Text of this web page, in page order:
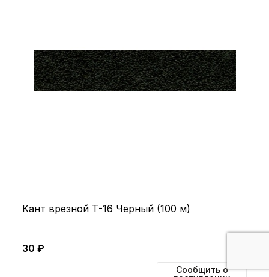
Кант врезной Т-16 Черный (100 м)
30 ₽
Сообщить о